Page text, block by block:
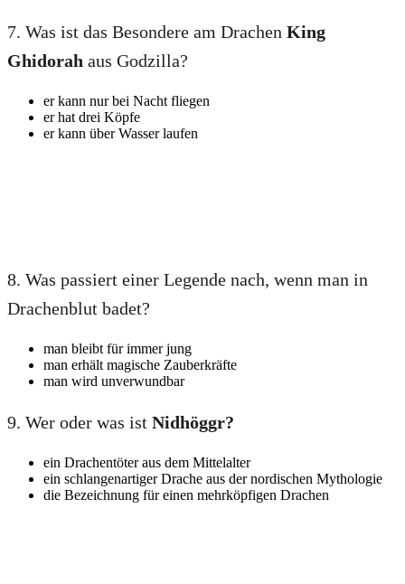
7. Was ist das Besondere am Drachen King
Ghidorah aus Godzilla?
er kann nur bei Nacht fliegen
er hat drei Köpfe
er kann über Wasser laufen
8. Was passiert einer Legende nach, wenn man in
Drachenblut badet?
man bleibt für immer jung
man erhält magische Zauberkräfte
man wird unverwundbar
9. Wer oder was ist Nidhöggr?
ein Drachentöter aus dem Mittelalter
ein schlangenartiger Drache aus der nordischen Mythologie
die Bezeichnung für einen mehrköpfigen Drachen